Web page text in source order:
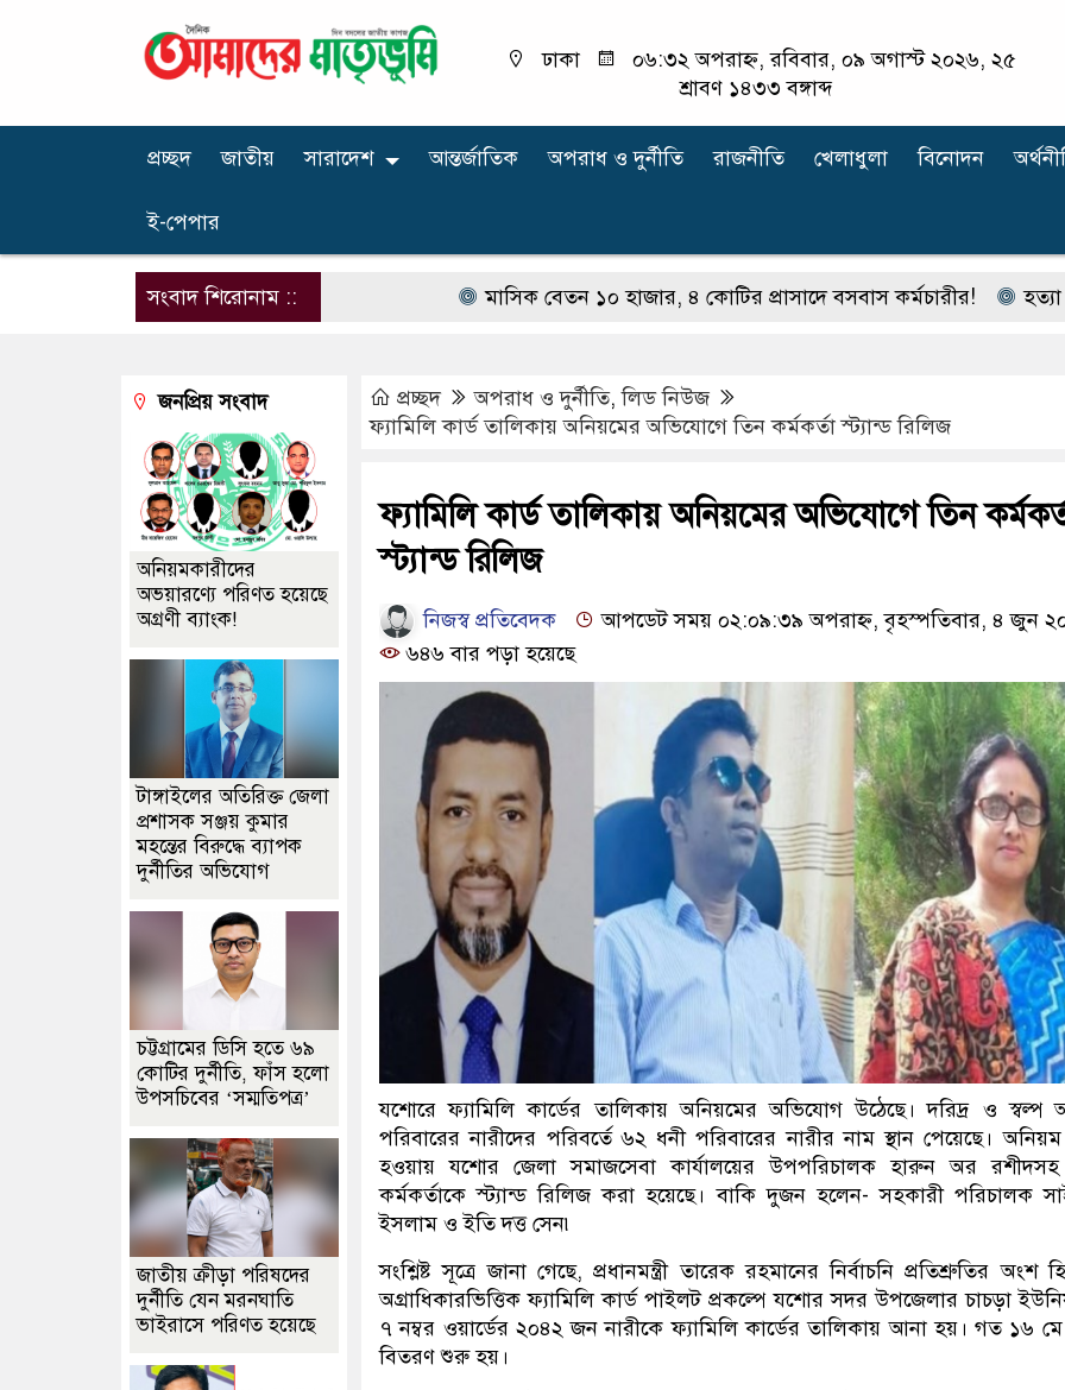
ঢাকা
০৬:৩২ অপরাহ্ন, রবিবার, ০৯ অগাস্ট ২০২৬, ২৫
শ্রাবণ ১৪৩৩ বঙ্গাব্দ
প্রচ্ছদ জাতীয় সারাদেশ আন্তর্জাতিক অপরাধ ‍ও দুর্নীতি রাজনীতি খেলাধুলা বিনোদন
ই-পেপার
সংবাদ শিরোনাম :: মাসিক বেতন ১০ হাজার, ৪ কোটির প্রাসাদে বসবাস কর্মচারীর! হত্যা মামলার
প্রচ্ছদ অপরাধ ‍ও দুর্নীতি,লিড নিউজ
ফ্যামিলি কার্ড তালিকায় অনিয়মের অভিযোগে তিন কর্মকর্তা স্ট্যান্ড রিলিজ
ফ্যামিলি কার্ড তালিকায় অনিয়মের অভিযোগে তিন
স্ট্যান্ড রিলিজ
নিজস্ব প্রতিবেদক
আপডেট সময় ০২:০৯:৩৯ অপরাহ্ন, বৃহস্পতিবার, ৪ জুন
৬৪৬ বার পড়া হয়েছে
যশোরে ফ্যামিলি কার্ডের তালিকায় অনিয়মের অভিযোগ উঠেছে। দরিদ্র ও স্বল্প
পরিবারের নারীদের পরিবর্তে ৬২ ধনী পরিবারের নারীর নাম স্থান পেয়েছে।
হওয়ায় যশোর জেলা সমাজসেবা কার্যালয়ের উপপরিচালক হারুন অর
কর্মকর্তাকে স্ট্যান্ড রিলিজ করা হয়েছে। বাকি দুজন হলেন- সহকারী পরিচালক
ইসলাম ও ইতি দত্ত সেন৷
সংশ্লিষ্ট সূত্রে জানা গেছে, প্রধানমন্ত্রী তারেক রহমানের নির্বাচনি প্রতিশ্রুতির অংশ
অগ্রাধিকারভিত্তিক ফ্যামিলি কার্ড পাইলট প্রকল্পে যশোর সদর উপজেলার চাচড়া
৭ নম্বর ওয়ার্ডের ২০৪২ জন নারীকে ফ্যামিলি কার্ডের তালিকায় আনা হয়। গত ১৬ মে
বিতরণ শুরু হয়।
জনপ্রিয় সংবাদ
অনিয়মকারীদের
অভয়ারণ্যে পরিণত হয়েছে
অগ্রণী ব্যাংক!
টাঙ্গাইলের অতিরিক্ত জেলা
প্রশাসক সঞ্জয় কুমার
মহন্তের বিরুদ্ধে ব্যাপক
দুর্নীতির অভিযোগ
চট্টগ্রামের ডিসি হতে ৬৯
কোটির দুর্নীতি, ফাঁস হলো
উপসচিবের ‘সম্মতিপত্র’
জাতীয় ক্রীড়া পরিষদের
দুর্নীতি যেন মরনঘাতি
ভাইরাসে পরিণত হয়েছে